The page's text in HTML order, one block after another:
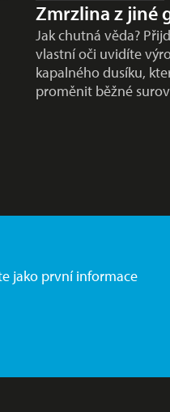
Zmrzlina z jiné
Jak chutná věda?
vlastní oči uvidíte
kapalného dusíku,
proměnit běžné
jako první informace